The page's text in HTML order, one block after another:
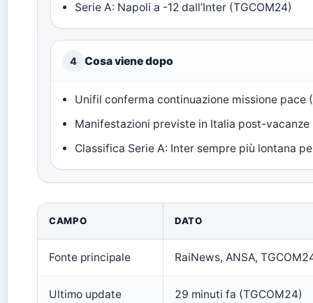
Serie A: Napoli a -12 dall’Inter (TGCOM24)
4 Cosa viene dopo
Unifil conferma continuazione missione pace (
Manifestazioni previste in Italia post-vacanze
Classifica Serie A: Inter sempre più lontana
CAMPO DATO
Fonte principale RaiNews, ANSA,
Ultimo update 29 minuti fa (TGCOM24)